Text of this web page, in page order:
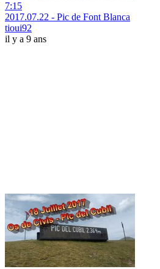
7:15
2017.07.22 - Pic de Font Blanca
tioui92
il y a 9 ans